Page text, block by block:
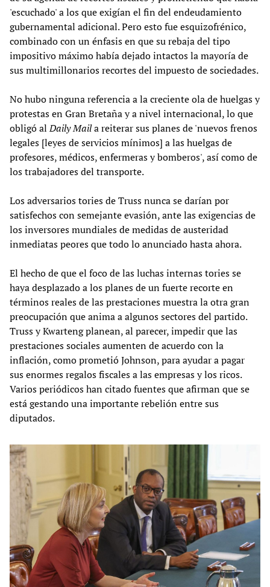
'escuchado' a los que exigían el fin del endeudamiento
gubernamental adicional. Pero esto fue esquizofrénico,
combinado con un énfasis en que su rebaja del tipo
impositivo máximo había dejado intactos la mayoría de
sus multimillonarios recortes del impuesto de sociedades.
No hubo ninguna referencia a la creciente ola de huelgas y
protestas en Gran Bretaña y a nivel internacional, lo que
obligó alDaily Maila reiterar sus planes de 'nuevos frenos
legales [leyes de servicios mínimos] a las huelgas de
profesores, médicos, enfermeras y bomberos', así como de
los trabajadores del transporte.
Los adversarios tories de Truss nunca se darían por
satisfechos con semejante evasión, ante las exigencias de
los inversores mundiales de medidas de austeridad
inmediatas peores que todo lo anunciado hasta ahora.
El hecho de que el foco de las luchas internas tories se
haya desplazado a los planes de un fuerte recorte en
términos reales de las prestaciones muestra la otra gran
preocupación que anima a algunos sectores del partido.
Truss y Kwarteng planean, al parecer, impedir que las
prestaciones sociales aumenten de acuerdo con la
inflación, como prometió Johnson, para ayudar a pagar
sus enormes regalos fiscales a las empresas y los ricos.
Varios periódicos han citado fuentes que afirman que se
está gestando una importante rebelión entre sus
diputados.